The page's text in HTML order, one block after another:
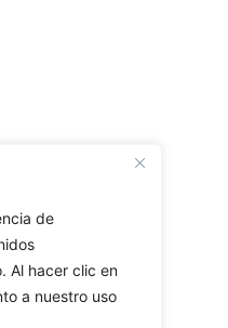
de
Al hacer clic en
a nuestro uso